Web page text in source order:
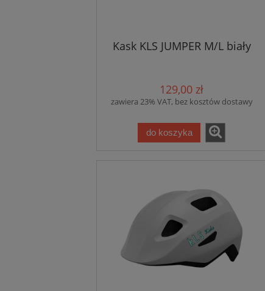
Kask KLS JUMPER M/L biały
129,00 zł
zawiera 23% VAT, bez kosztów dostawy
do koszyka